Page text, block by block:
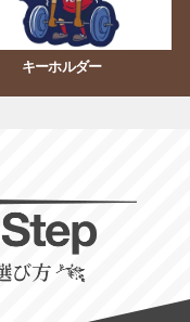
キーホルダー